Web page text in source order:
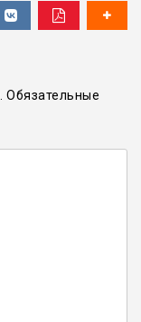
Обязательные